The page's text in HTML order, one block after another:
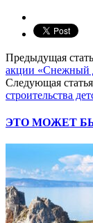
Предыдущая
акции «Снежный
Следующая статья
строительства
ЭТО МОЖЕТ